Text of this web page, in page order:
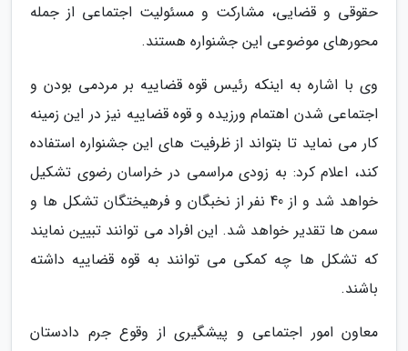
حقوقی و قضایی، مشارکت و مسئولیت اجتماعی از جمله
محورهای موضوعی این جشنواره هستند.
وی با اشاره به اینکه رئیس قوه قضاییه بر مردمی بودن و
اجتماعی شدن اهتمام ورزیده و قوه قضاییه نیز در این زمینه
کار می نماید تا بتواند از ظرفیت های این جشنواره استفاده
کند، اعلام کرد: به زودی مراسمی در خراسان رضوی تشکیل
خواهد شد و از 40 نفر از نخبگان و فرهیختگان تشکل ها و
سمن ها تقدیر خواهد شد. این افراد می توانند تبیین نمایند
که تشکل ها چه کمکی می توانند به قوه قضاییه داشته
باشند.
معاون امور اجتماعی و پیشگیری از وقوع جرم دادستان